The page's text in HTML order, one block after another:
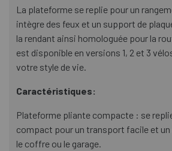
La plateforme se replie pour un
intègre des feux et un support de
la rendant ainsi homologuée pour la
est disponible en versions 1, 2 et 3
votre style de vie.
Caractéristiques:
Plateforme pliante compacte : se
compact pour un transport facile et un
le coffre ou le garage.